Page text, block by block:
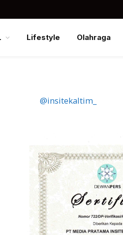
Lifestyle Olahraga
@insitekaltim_